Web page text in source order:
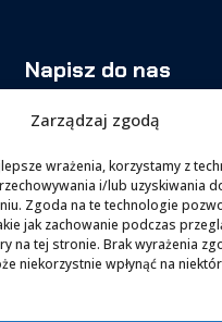
Zarządzaj zgodą
wrażenia, korzystamy z
i/lub uzyskiwania
Zgoda na te technologie
jak zachowanie podczas
na tej stronie. Brak wyrażenia
niekorzystnie wpłynąć na
Napisz do nas
Zadzwoń
063-277-15-51
kom.606-956-147